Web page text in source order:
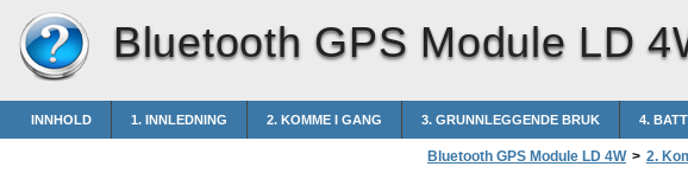
Bluetooth GPS Module LD
INNHOLD 1. INNLEDNING 2. KOMME I GANG 3. GRUNNLEGGENDE BRUK 4.
Bluetooth GPS Module LD 4W > 2.